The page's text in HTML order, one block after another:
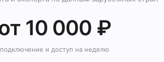
10 000 ₽
подключение и доступ на неделю